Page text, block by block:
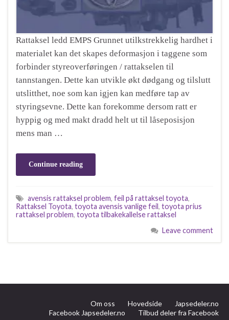
Rattaksel ledd EMPS Grunnet utilkstrekkelig hardhet i
materialet kan det skapes deformasjon i taggene som
forbinder styreoverføringen / rattakselen til
tannstangen. Dette kan utvikle økt dødgang og tilslutt
utslitthet, noe som kan igjen kan medføre tap av
styringsevne. Dette kan forekomme dersom ratt er
hyppig og med makt dradd helt ut til låseposisjon
mens man …
Continue reading
avensis rattaksel problem, feil på rattaksel toyota,
Rattaksel Toyota, toyota avensis vanlige feil, toyota prius
rattaksel problem, toyota tilbakekallelse rattaksel
Leave comment
Om oss Hovedside
Japsedeler.no
Facebook Japsedeler.no
Tilbud deler fra Facebook